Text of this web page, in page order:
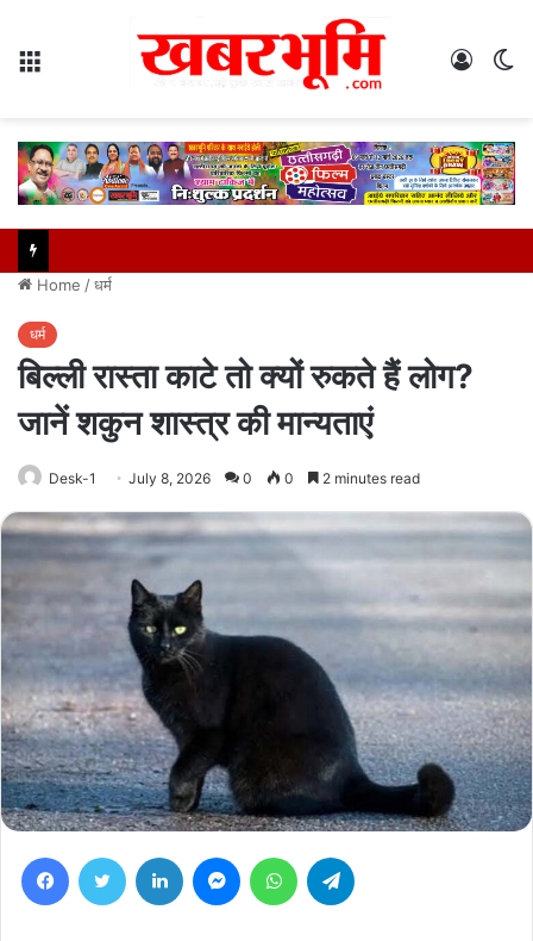
Log
Home /धर्म
धर्म
बिल्ली रास्ता काटे तो क्यों रुकते हैं लोग?
जानें शकुन शास्त्र की मान्यताएं
Desk-1 July 8, 2026 0 0 2 minutes read
FacebookTwitter LinkedIn MessengerWhatsApp